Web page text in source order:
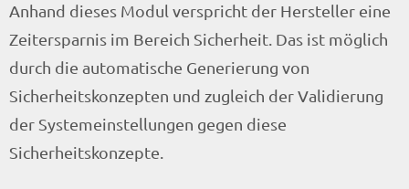
Anhand dieses Modul verspricht der Hersteller eine
Zeitersparnis im Bereich Sicherheit. Das ist möglich
durch die automatische Generierung von
Sicherheitskonzepten und zugleich der Validierung
der Systemeinstellungen gegen diese
Sicherheitskonzepte.